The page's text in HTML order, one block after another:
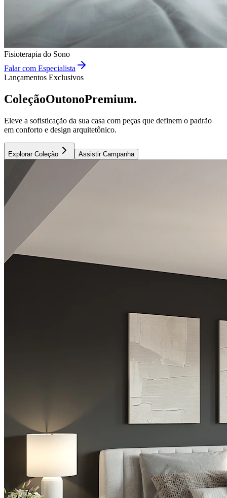
Fisioterapia do Sono
Falar com Especialista
Lançamentos Exclusivos
ColeçãoOutonoPremium.
Eleve a sofisticação da sua casa com peças que definem o padrão
em conforto e design arquitetônico.
Explorar Coleção Assistir Campanha